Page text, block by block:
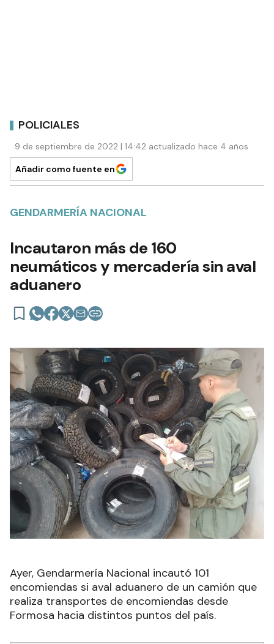
POLICIALES
9 de septiembre de 2022 | 14:42 actualizado hace 4 años
Añadir como fuente en
GENDARMERÍA NACIONAL
Incautaron más de 160
neumáticos y mercadería sin aval
aduanero
Ayer, Gendarmería Nacional incautó 101
encomiendas si aval aduanero de un camión que
realiza transportes de encomiendas desde
Formosa hacia distintos puntos del país.